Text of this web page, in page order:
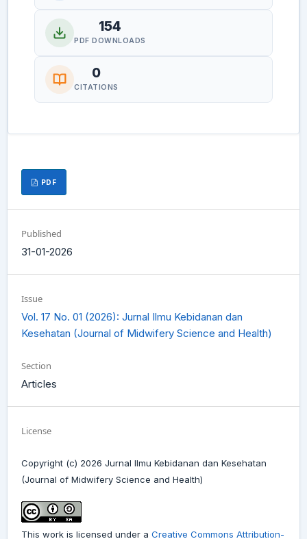
154
PDF DOWNLOADS
0
CITATIONS
PDF
Published
31-01-2026
Issue
Vol. 17 No. 01 (2026): Jurnal Ilmu Kebidanan dan
Kesehatan (Journal of Midwifery Science and Health)
Section
Articles
License
Copyright (c) 2026 Jurnal Ilmu Kebidanan dan Kesehatan
(Journal of Midwifery Science and Health)
This work is licensed under a Creative Commons Attribution-